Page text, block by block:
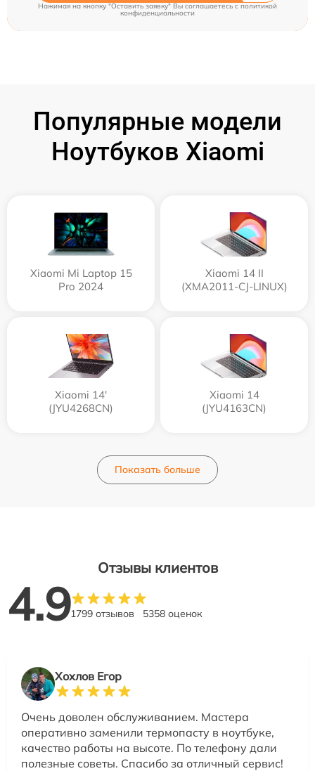
Нажимая на кнопку "Оставить заявку" Вы соглашаетесь cполитикой
конфиденциальности
Популярные модели
Ноутбуков Xiaomi
Xiaomi Mi Laptop 15
Pro 2024
Xiaomi 14 II
(XMA2011-CJ-LINUX)
Xiaomi 14'
(JYU4268CN)
Xiaomi 14
(JYU4163CN)
Показать больше
Отзывы клиентов
4.91799 отзывов 5358 оценок
Хохлов Егор
Очень доволен обслуживанием. Мастера
оперативно заменили термопасту в ноутбуке,
качество работы на высоте. По телефону дали
полезные советы. Спасибо за отличный сервис!